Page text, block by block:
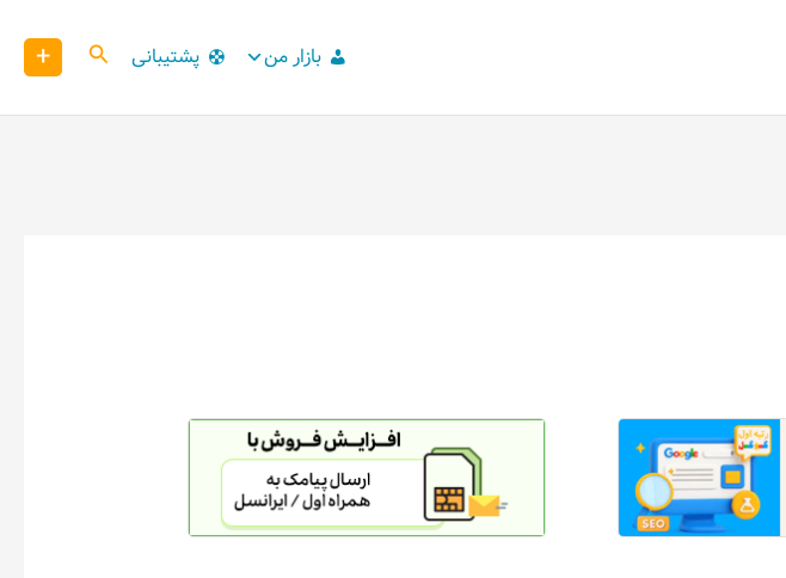
بازار من پشتیبانی کاوش +